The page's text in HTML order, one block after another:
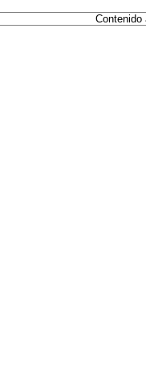
Contenido